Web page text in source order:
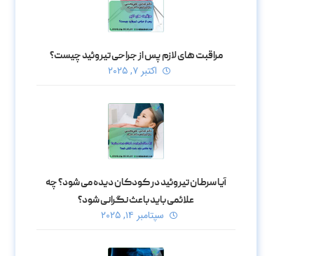
مراقبت‌ های لازم پس از جراحی تیروئید چیست؟
اکتبر ۷, ۲۰۲۵
آیا سرطان تیروئید در کودکان دیده می‌ شود؟ چه
علائمی باید باعث نگرانی شود؟
سپتامبر ۱۴, ۲۰۲۵